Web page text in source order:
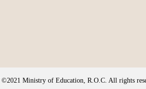
©2021 Ministry of Education, R.O.C. All rights